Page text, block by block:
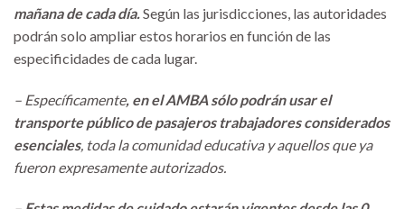
mañana de cada día. Según las jurisdicciones, las autoridades
podrán solo ampliar estos horarios en función de las
especificidades de cada lugar.
– Específicamente, en el AMBA sólo podrán usar el
transporte público de pasajeros trabajadores considerados
esenciales, toda la comunidad educativa y aquellos que ya
fueron expresamente autorizados.